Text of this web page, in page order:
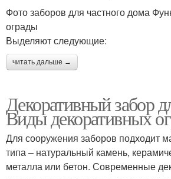
Фото заборов для частного дома
ограды
Выделяют следующие:
читать дальше →
Декоративный забор
Виды декоративных
Для сооружения заборов подходит
типа – натуральный камень,
металла или бетон. Современные